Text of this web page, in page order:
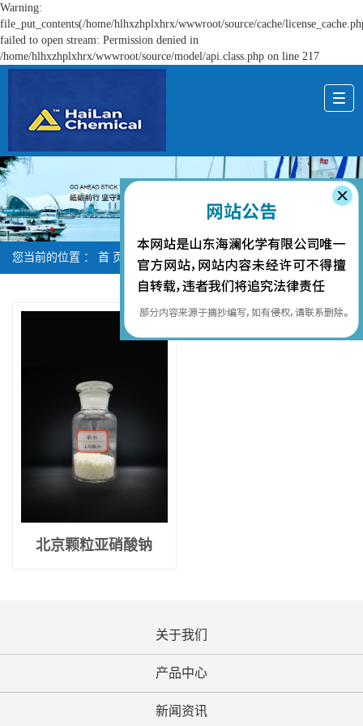
Warning:
file_put_contents(/home/hlhxzhplxhrx/wwwroot/source/cache/
failed to open stream: Permission denied in
/home/hlhxzhplxhrx/wwwroot/source/model/api.class.php on line 217
您当前的位置 ： 首 页 产品中心 > 北京颗粒亚硝酸钠
北京颗粒亚硝酸钠
关于我们
产品中心
新闻资讯